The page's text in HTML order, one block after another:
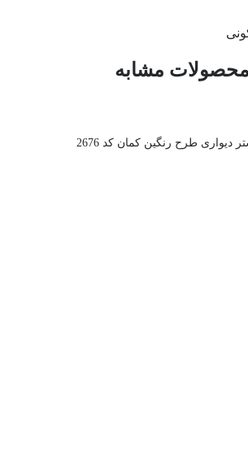
محصولات مشابه
دیواری طرح رنگین کمان کد 2676